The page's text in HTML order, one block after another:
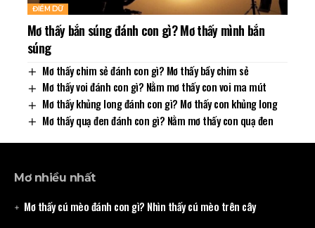
ĐIỀM DỮ
Mơ thấy bắn súng đánh con gì? Mơ thấy mình bắn
súng
Mơ thấy chim sẻ đánh con gì? Mơ thấy bầy chim sẻ
Mơ thấy voi đánh con gì? Nằm mơ thấy con voi ma mút
Mơ thấy khủng long đánh con gì? Mơ thấy con khủng long
Mơ thấy quạ đen đánh con gì? Nằm mơ thấy con quạ đen
Mơ nhiều nhất
Mơ thấy cú mèo đánh con gì? Nhìn thấy cú mèo trên cây